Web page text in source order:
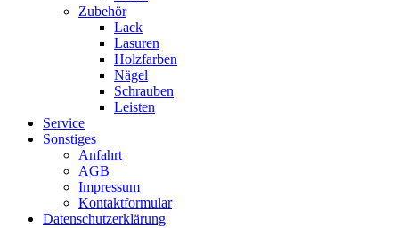
Zubehör
Lack
Lasuren
Holzfarben
Nägel
Schrauben
Leisten
Service
Sonstiges
Anfahrt
AGB
Impressum
Kontaktformular
Datenschutzerklärung